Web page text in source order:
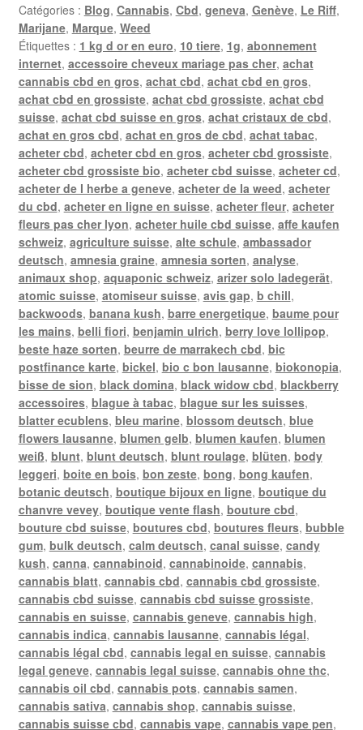
Catégories : Blog, Cannabis, Cbd, geneva, Genève, Le Riff,
Marijane, Marque, Weed
Étiquettes : 1 kg d or en euro, 10 tiere, 1g, abonnement
internet, accessoire cheveux mariage pas cher, achat
cannabis cbd en gros, achat cbd, achat cbd en gros,
achat cbd en grossiste, achat cbd grossiste, achat cbd
suisse, achat cbd suisse en gros, achat cristaux de cbd,
achat en gros cbd, achat en gros de cbd, achat tabac,
acheter cbd, acheter cbd en gros, acheter cbd grossiste,
acheter cbd grossiste bio, acheter cbd suisse, acheter cd,
acheter de l herbe a geneve, acheter de la weed, acheter
du cbd, acheter en ligne en suisse, acheter fleur, acheter
fleurs pas cher lyon, acheter huile cbd suisse, affe kaufen
schweiz, agriculture suisse, alte schule, ambassador
deutsch, amnesia graine, amnesia sorten, analyse,
animaux shop, aquaponic schweiz, arizer solo ladegerät,
atomic suisse, atomiseur suisse, avis gap, b chill,
backwoods, banana kush, barre energetique, baume pour
les mains, belli fiori, benjamin ulrich, berry love lollipop,
beste haze sorten, beurre de marrakech cbd, bic
postfinance karte, bickel, bio c bon lausanne, biokonopia,
bisse de sion, black domina, black widow cbd, blackberry
accessoires, blague à tabac, blague sur les suisses,
blatter ecublens, bleu marine, blossom deutsch, blue
flowers lausanne, blumen gelb, blumen kaufen, blumen
weiß, blunt, blunt deutsch, blunt roulage, blüten, body
leggeri, boite en bois, bon zeste, bong, bong kaufen,
botanic deutsch, boutique bijoux en ligne, boutique du
chanvre vevey, boutique vente flash, bouture cbd,
bouture cbd suisse, boutures cbd, boutures fleurs, bubble
gum, bulk deutsch, calm deutsch, canal suisse, candy
kush, canna, cannabinoid, cannabinoide, cannabis,
cannabis blatt, cannabis cbd, cannabis cbd grossiste,
cannabis cbd suisse, cannabis cbd suisse grossiste,
cannabis en suisse, cannabis geneve, cannabis high,
cannabis indica, cannabis lausanne, cannabis légal,
cannabis légal cbd, cannabis legal en suisse, cannabis
legal geneve, cannabis legal suisse, cannabis ohne thc,
cannabis oil cbd, cannabis pots, cannabis samen,
cannabis sativa, cannabis shop, cannabis suisse,
cannabis suisse cbd, cannabis vape, cannabis vape pen,